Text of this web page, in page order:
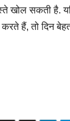
खोल सकती है.
हैं, तो दिन